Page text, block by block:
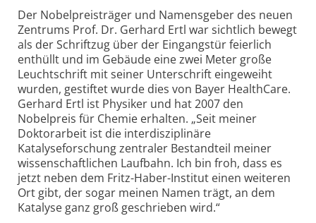
Der Nobelpreisträger und Namensgeber des neuen
Zentrums Prof. Dr. Gerhard Ertl war sichtlich bewegt
als der Schriftzug über der Eingangstür feierlich
enthüllt und im Gebäude eine zwei Meter große
Leuchtschrift mit seiner Unterschrift eingeweiht
wurden, gestiftet wurde dies von Bayer HealthCare.
Gerhard Ertl ist Physiker und hat 2007 den
Nobelpreis für Chemie erhalten. „Seit meiner
Doktorarbeit ist die interdisziplinäre
Katalyseforschung zentraler Bestandteil meiner
wissenschaftlichen Laufbahn. Ich bin froh, dass es
jetzt neben dem Fritz-Haber-Institut einen weiteren
Ort gibt, der sogar meinen Namen trägt, an dem
Katalyse ganz groß geschrieben wird.“